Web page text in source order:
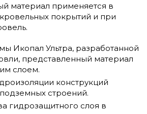
материал применяется в
покрытий и при
Икопал Ультра, разработанной
представленный материал
слоем.
конструкций
строений.
гидрозащитного слоя в